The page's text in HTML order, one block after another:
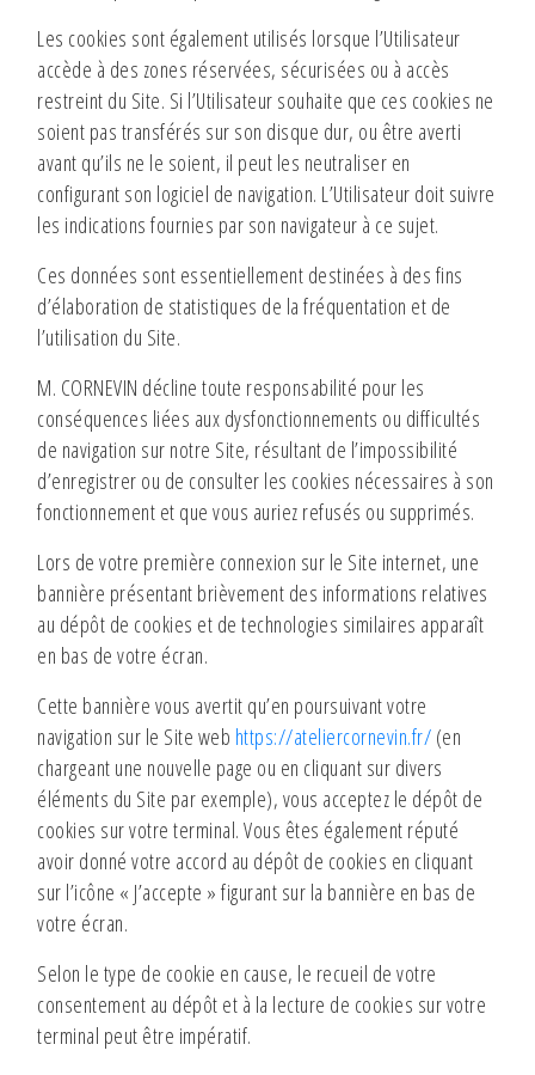
Les cookies sont également utilisés lorsque l’Utilisateur
accède à des zones réservées, sécurisées ou à accès
restreint du Site. Si l’Utilisateur souhaite que ces cookies ne
soient pas transférés sur son disque dur, ou être averti
avant qu’ils ne le soient, il peut les neutraliser en
configurant son logiciel de navigation. L’Utilisateur doit suivre
les indications fournies par son navigateur à ce sujet.
Ces données sont essentiellement destinées à des fins
d’élaboration de statistiques de la fréquentation et de
l’utilisation du Site.
M. CORNEVIN décline toute responsabilité pour les
conséquences liées aux dysfonctionnements ou difficultés
de navigation sur notre Site, résultant de l’impossibilité
d’enregistrer ou de consulter les cookies nécessaires à son
fonctionnement et que vous auriez refusés ou supprimés.
Lors de votre première connexion sur le Site internet, une
bannière présentant brièvement des informations relatives
au dépôt de cookies et de technologies similaires apparaît
en bas de votre écran.
Cette bannière vous avertit qu’en poursuivant votre
navigation sur le Site web https://ateliercornevin.fr/ (en
chargeant une nouvelle page ou en cliquant sur divers
éléments du Site par exemple), vous acceptez le dépôt de
cookies sur votre terminal. Vous êtes également réputé
avoir donné votre accord au dépôt de cookies en cliquant
sur l’icône « J’accepte » figurant sur la bannière en bas de
votre écran.
Selon le type de cookie en cause, le recueil de votre
consentement au dépôt et à la lecture de cookies sur votre
terminal peut être impératif.